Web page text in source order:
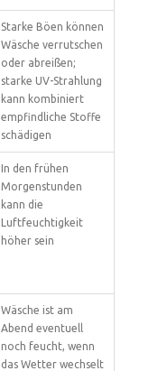
Starke Böen können
Wäsche verrutschen
oder abreißen;
starke UV-Strahlung
kann kombiniert
empfindliche Stoffe
schädigen
In den frühen
Morgenstunden
kann die
Luftfeuchtigkeit
höher sein
Wäsche ist am
Abend eventuell
noch feucht, wenn
das Wetter wechselt